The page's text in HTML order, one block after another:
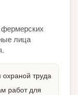
фермерских
лица
труда
работ для